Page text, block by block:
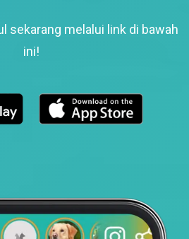
sekarang melalui link di bawah
ini!